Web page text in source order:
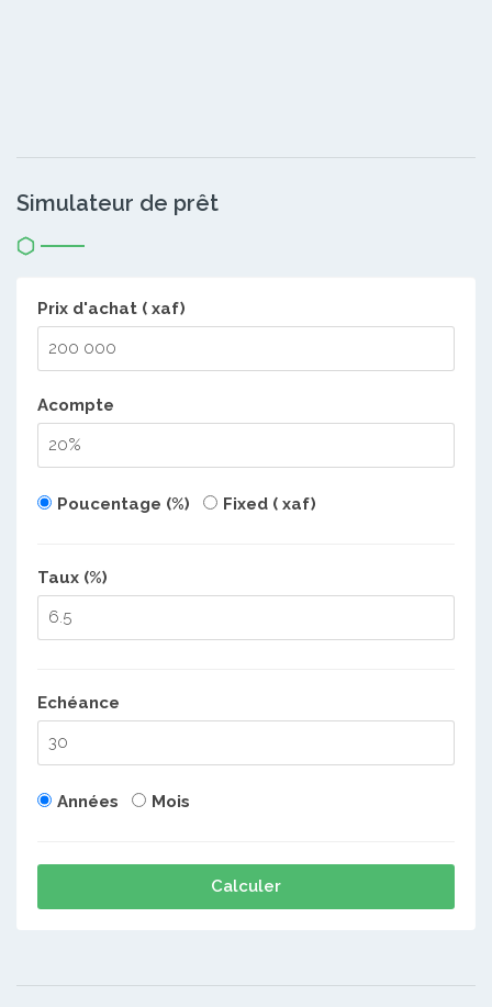
Simulateur de prêt
Prix d'achat ( xaf)
Acompte
Poucentage (%) Fixed ( xaf)
Taux (%)
Echéance
Années Mois
Calculer